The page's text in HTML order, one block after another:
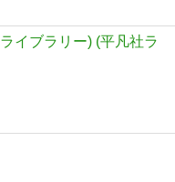
イブラリー) (平凡社ラ